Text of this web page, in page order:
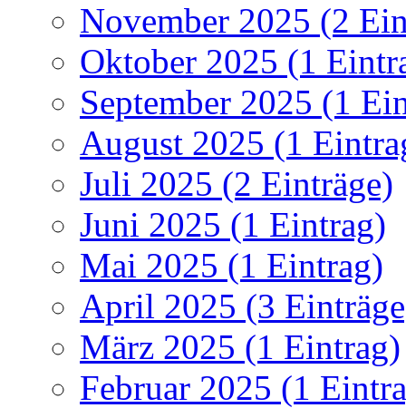
November 2025 (2
Oktober 2025 (1
September 2025 (1
August 2025 (1
Juli 2025 (2 Einträge)
Juni 2025 (1 Eintrag)
Mai 2025 (1 Eintrag)
April 2025 (3
März 2025 (1 Eintrag)
Februar 2025 (1